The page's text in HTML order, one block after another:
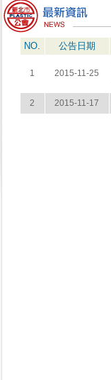
NO. 公告日期
1 2015-11-25
2 2015-11-17